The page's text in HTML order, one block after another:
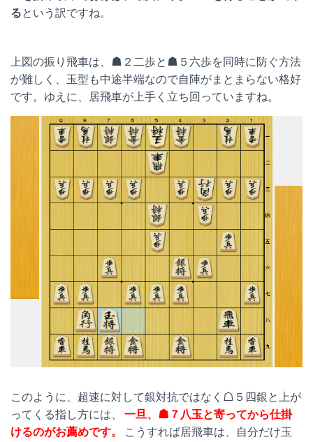
るという訳ですね。
上図の振り飛車は、☗２二歩と☗５六歩を同時に防ぐ方法
が難しく、玉型も中途半端なので自陣がまとまらない格好
です。ゆえに、居飛車が上手く立ち回っていますね。
このように、超速に対して銀対抗ではなく☖５四銀と上が
ってくる指し方には、
一旦、☗７八玉と寄ってから仕掛
けるのがお薦めです。
こうすれば居飛車は、自分だけ玉